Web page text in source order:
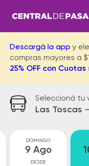
Descargá la app y
compras mayores a
25% OFF con
Seleccioná tu
Las Toscas
DOMINGO
9 Ago
DESDE